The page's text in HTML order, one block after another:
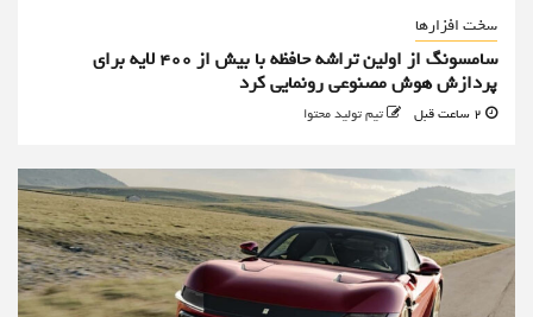
سخت افزارها
سامسونگ از اولین تراشه حافظه با بیش از ۴۰۰ لایه برای
پردازش هوش مصنوعی رونمایی کرد
تیم تولید محتوا